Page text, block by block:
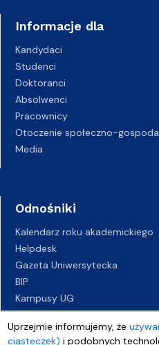
Uprzejmie informujemy, że
ciasteczek) i podobnych
Informacje dla
Kandydaci
Studenci
Doktoranci
Absolwenci
Pracownicy
Otoczenie społeczno-
Media
Odnośniki
Kalendarz roku akademickiego
Helpdesk
Gazeta Uniwersytecka
BIP
Kampusy UG
Biuro Karier UG
Oferty pracy